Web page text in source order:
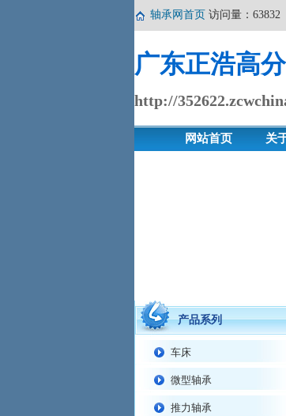
轴承网首页 访问量：63832
广东正浩高
http://
网站首页 关
产品系列
车床
微型轴承
推力轴承